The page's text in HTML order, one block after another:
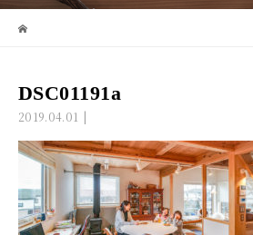
DSC01191a
2019.04.01